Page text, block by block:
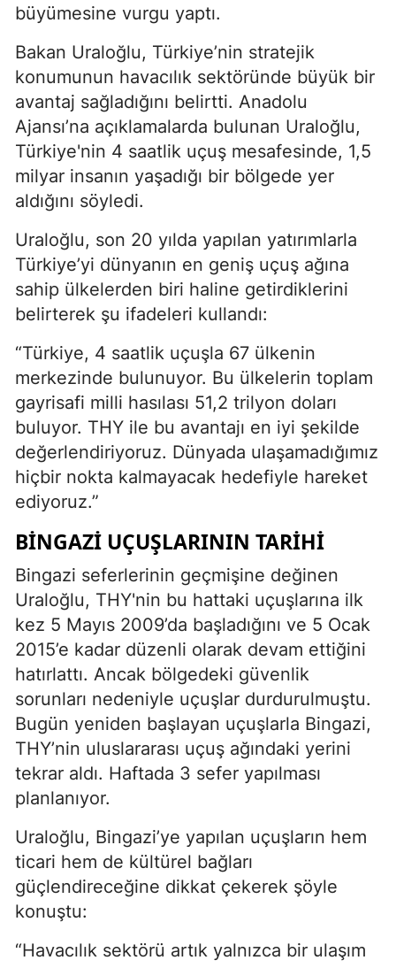
büyümesine vurgu yaptı.
Bakan Uraloğlu, Türkiye’nin stratejik
konumunun havacılık sektöründe büyük bir
avantaj sağladığını belirtti. Anadolu
Ajansı’na açıklamalarda bulunan Uraloğlu,
Türkiye'nin 4 saatlik uçuş mesafesinde, 1,5
milyar insanın yaşadığı bir bölgede yer
aldığını söyledi.
Uraloğlu, son 20 yılda yapılan yatırımlarla
Türkiye’yi dünyanın en geniş uçuş ağına
sahip ülkelerden biri haline getirdiklerini
belirterek şu ifadeleri kullandı:
“Türkiye, 4 saatlik uçuşla 67 ülkenin
merkezinde bulunuyor. Bu ülkelerin toplam
gayrisafi milli hasılası 51,2 trilyon doları
buluyor. THY ile bu avantajı en iyi şekilde
değerlendiriyoruz. Dünyada ulaşamadığımız
hiçbir nokta kalmayacak hedefiyle hareket
ediyoruz.”
BINGAZI UÇUŞLARININ TARIHI
Bingazi seferlerinin geçmişine değinen
Uraloğlu, THY'nin bu hattaki uçuşlarına ilk
kez 5 Mayıs 2009’da başladığını ve 5 Ocak
2015’e kadar düzenli olarak devam ettiğini
hatırlattı. Ancak bölgedeki güvenlik
sorunları nedeniyle uçuşlar durdurulmuştu.
Bugün yeniden başlayan uçuşlarla Bingazi,
THY’nin uluslararası uçuş ağındaki yerini
tekrar aldı. Haftada 3 sefer yapılması
planlanıyor.
Uraloğlu, Bingazi’ye yapılan uçuşların hem
ticari hem de kültürel bağları
güçlendireceğine dikkat çekerek şöyle
konuştu:
“Havacılık sektörü artık yalnızca bir ulaşım